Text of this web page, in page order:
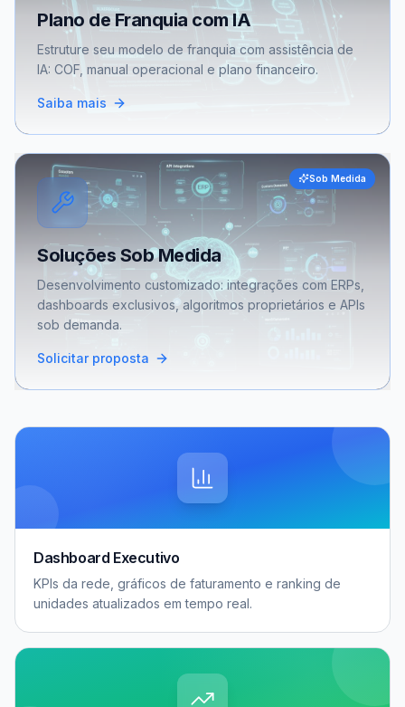
Plano de Franquia com IA
Estruture seu modelo de franquia com assistência de
IA: COF, manual operacional e plano financeiro.
Saiba mais
Sob Medida
Soluções Sob Medida
Desenvolvimento customizado: integrações com ERPs,
dashboards exclusivos, algoritmos proprietários e APIs
sob demanda.
Solicitar proposta
Dashboard Executivo
KPIs da rede, gráficos de faturamento e ranking de
unidades atualizados em tempo real.